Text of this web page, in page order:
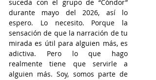
suceda con el grupo de “Cóndor”
durante mayo del 2026, así lo
espero. Lo necesito. Porque la
sensación de que la narración de tu
mirada es útil para alguien más, es
adictiva. Pero lo que hago
realmente tiene que servirle a
alguien más. Soy, somos parte de